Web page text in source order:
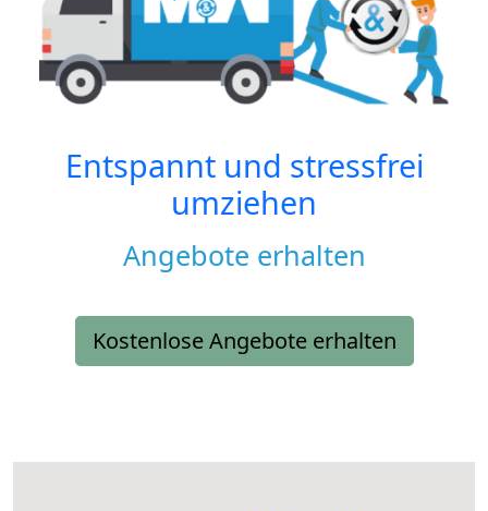
Entspannt und stressfrei
umziehen
Angebote erhalten
Kostenlose Angebote erhalten